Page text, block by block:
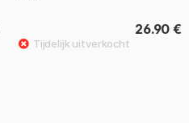
26.90 €